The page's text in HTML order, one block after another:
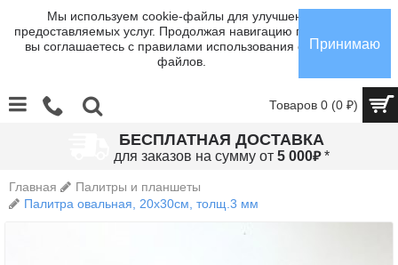
Мы используем cookie-файлы для улучшения
предоставляемых услуг. Продолжая навигацию по сайту,
вы соглашаетесь с правилами использования cookie-
файлов.
Принимаю
Товаров 0 (0 ₽)
БЕСПЛАТНАЯ ДОСТАВКА
для заказов на сумму от 5 000₽*
Главная
Палитры и планшеты
Палитра овальная, 20х30см, толщ.3 мм